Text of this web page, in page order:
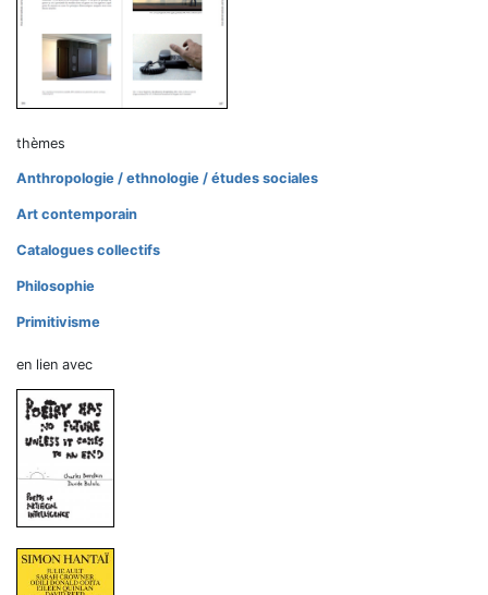
thèmes
Anthropologie / ethnologie / études sociales
Art contemporain
Catalogues collectifs
Philosophie
Primitivisme
en lien avec